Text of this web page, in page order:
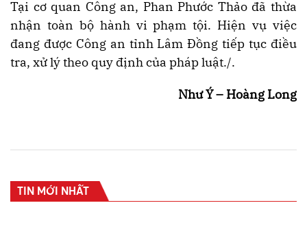
Tại cơ quan Công an, Phan Phước Thảo đã thừa
nhận toàn bộ hành vi phạm tội. Hiện vụ việc
đang được Công an tỉnh Lâm Đồng tiếp tục điều
tra, xử lý theo quy định của pháp luật./.
Như Ý – Hoàng Long
TIN MỚI NHẤT